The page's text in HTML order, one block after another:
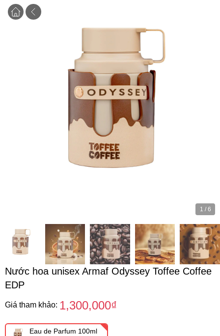
1 / 6
Nước hoa unisex Armaf Odyssey Toffee Coffee
EDP
Giá tham khảo: 1,300,000₫
Eau de Parfum 100ml